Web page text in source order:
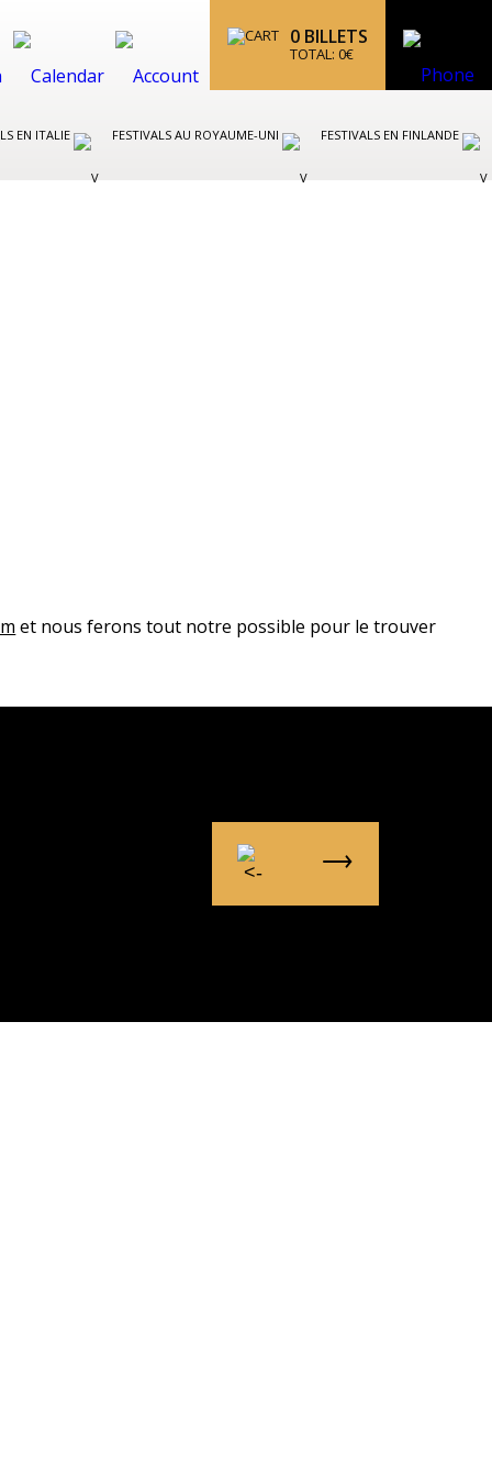
0 BILLETS
TOTAL: 0€
EN ITALIE FESTIVALS AU ROYAUME-UNI FESTIVALS EN FINLANDE
et nous ferons tout notre possible pour le trouver